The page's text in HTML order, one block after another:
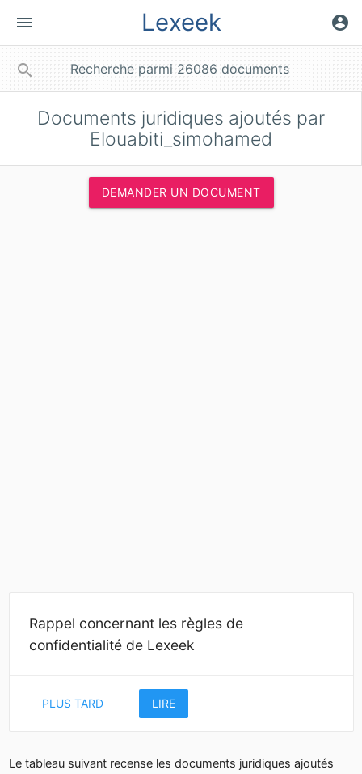
menu Lexeek account_circle
search
Documents juridiques ajoutés par
Elouabiti_simohamed
DEMANDER UN DOCUMENT
Rappel concernant les règles de
confidentialité de Lexeek
PLUS TARD LIRE
Le tableau suivant recense les documents juridiques ajoutés